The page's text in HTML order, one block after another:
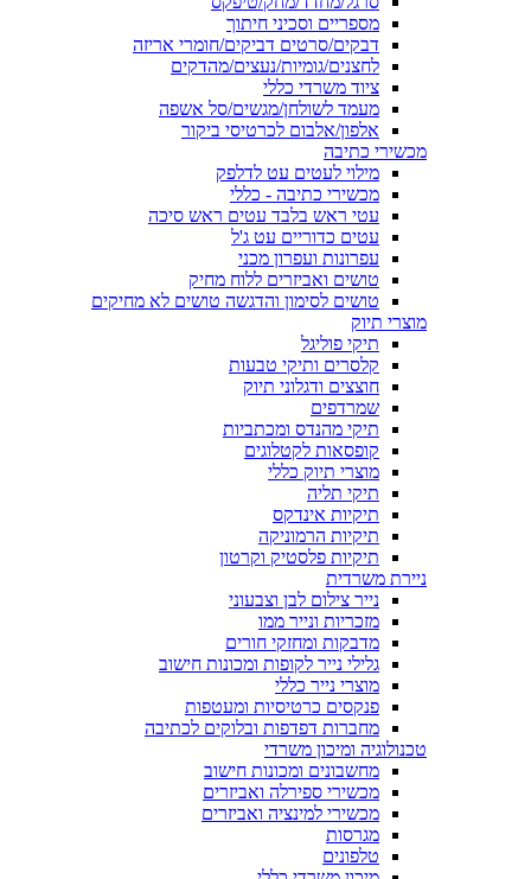
מספריים וסכיני חיתוך
דבקים/סרטים דביקים/חומרי אריזה
לחצנים/גומיות/נעצים/מהדקים
ציוד משרדי כללי
מעמד לשולחן/מגשים/סל אשפה
אלפון/אלבום לכרטיסי ביקור
מכשירי כתיבה
מילוי לעטים עט לדלפק
מכשירי כתיבה - כללי
עטי ראש בלבד עטים ראש סיכה
עטים כדוריים עט ג'ל
עפרונות ועפרון מכני
טושים ואביזרים ללוח מחיק
טושים לסימון והדגשה טושים לא מחיקים
מוצרי תיוק
תיקי פוליגל
קלסרים ותיקי טבעות
חוצצים ודגלוני תיוק
שמרדפים
תיקי מהנדס ומכתביות
קופסאות לקטלוגים
מוצרי תיוק כללי
תיקי תליה
תיקיות אינדקס
תיקיות הרמוניקה
תיקיות פלסטיק וקרטון
ניירת משרדית
נייר צילום לבן וצבעוני
מזכריות ונייר ממו
מדבקות ומחזקי חורים
גלילי נייר לקופות ומכונות חישוב
מוצרי נייר כללי
פנקסים כרטיסיות ומעטפות
מחברות דפדפות ובלוקים לכתיבה
טכנולוגיה ומיכון משרדי
מחשבונים ומכונות חישוב
מכשירי ספירלה ואביזרים
מכשירי למינציה ואביזרים
מגרסות
טלפונים